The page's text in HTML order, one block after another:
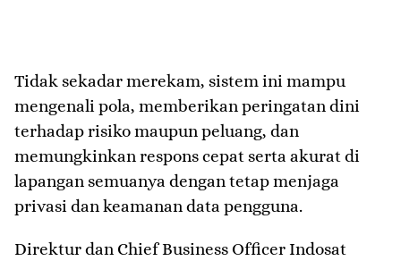
Tidak sekadar merekam, sistem ini mampu
mengenali pola, memberikan peringatan dini
terhadap risiko maupun peluang, dan
memungkinkan respons cepat serta akurat di
lapangan semuanya dengan tetap menjaga
privasi dan keamanan data pengguna.
Direktur dan Chief Business Officer Indosat